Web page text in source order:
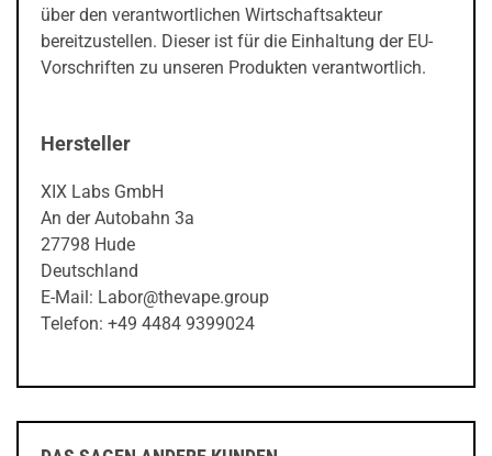
über den verantwortlichen Wirtschaftsakteur
bereitzustellen. Dieser ist für die Einhaltung der EU-
Vorschriften zu unseren Produkten verantwortlich.
Hersteller
XIX Labs GmbH
An der Autobahn 3a
27798 Hude
Deutschland
E-Mail: Labor@thevape.group
Telefon: +49 4484 9399024